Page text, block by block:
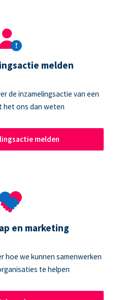
melden
de inzamelingsactie van een
het ons dan weten
melden
en marketing
hoe we kunnen samenwerken
te helpen